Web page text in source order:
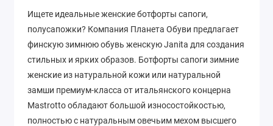
Ищете идеальные женские ботфорты сапоги,
полусапожки? Компания Планета Обуви предлагает
финскую зимнюю обувь женскую Janita для создания
стильных и ярких образов. Ботфорты сапоги зимние
женские из натуральной кожи или натуральной
замши премиум-класса от итальянского концерна
Mastrotto обладают большой износостойкостью,
полностью с натуральным овечьим мехом высшего